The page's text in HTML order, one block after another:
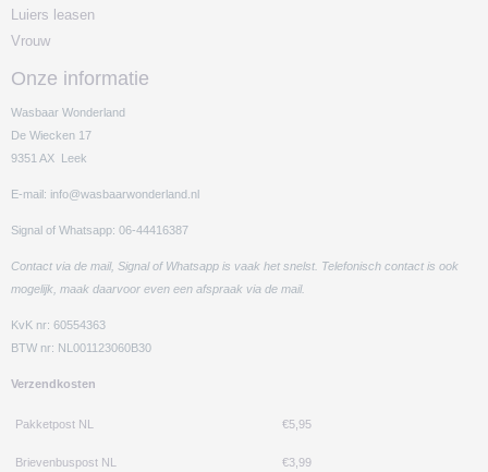
Luiers leasen
Vrouw
Onze informatie
Wasbaar Wonderland
De Wiecken 17
9351 AX Leek
E-mail: info@wasbaarwonderland.nl
Signal of Whatsapp: 06-44416387
Contact via de mail, Signal of Whatsapp is vaak het snelst. Telefonisch contact is ook
mogelijk, maak daarvoor even een afspraak via de mail.
KvK nr: 60554363
BTW nr: NL001123060B30
Verzendkosten
Pakketpost NL €5,95
Brievenbuspost NL €3,99